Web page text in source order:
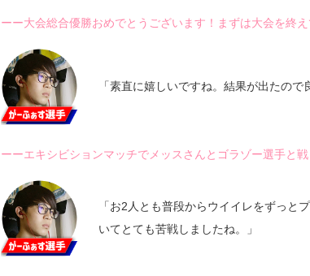
ーー大会総合優勝おめでとうございます！まずは大会を終
「素直に嬉しいですね。結果が出たので
ーーエキシビションマッチでメッスさんとゴラゾー選手と
「お2人とも普段からウイイレをずっと
いてとても苦戦しましたね。」